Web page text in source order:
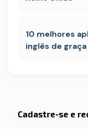
10 melhores
inglês de graça
Cadastre-se e